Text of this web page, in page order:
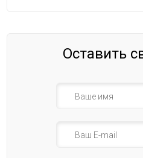
Оставить